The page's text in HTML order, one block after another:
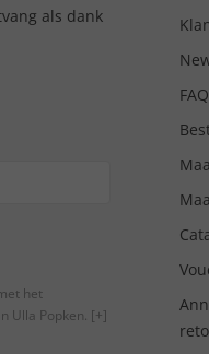
als dank
het
Ulla Popken. [+]
FAQ